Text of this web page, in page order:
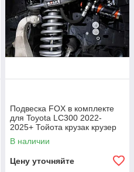
Подвеска FOX в комплекте
для Toyota LC300 2022-
2025+ Тойота крузак крузер
Внешний резервуар пружины
амортизаторы аморты
В наличии
Цену уточняйте